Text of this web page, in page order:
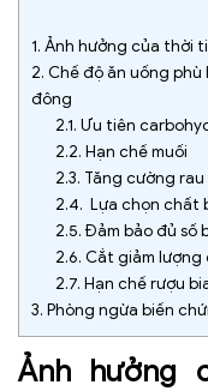
1. Ảnh hưởng của thời
2. Chế độ ăn uống
đông
2.1. Ưu tiên
2.2. Hạn chế muối
2.3. Tăng cường
2.4. Lựa chọn chất
2.5.Đảm bảo đủ số
2.6. Cắt giảm lượng
2.7. Hạn chế rượu
3. Phòng ngừa biến
Ảnh hưởng